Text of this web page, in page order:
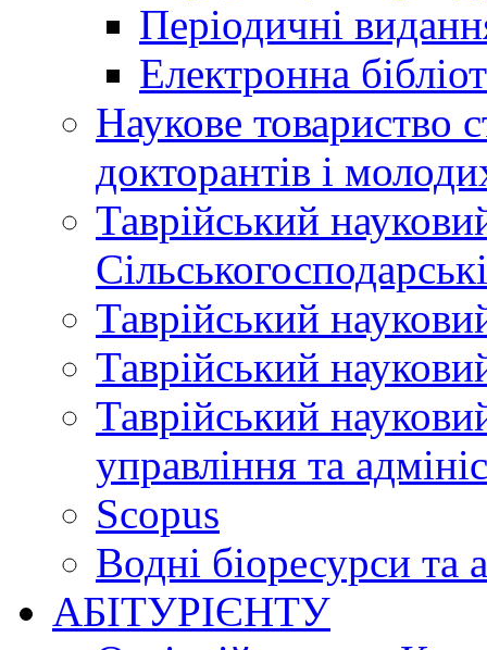
Періодичні
Електронна
Наукове товариство
докторантів і
Таврійський
Таврійський
Таврійський
Таврійський
управління та
Scopus
Водні біоресурси та
АБІТУРІЄНТУ